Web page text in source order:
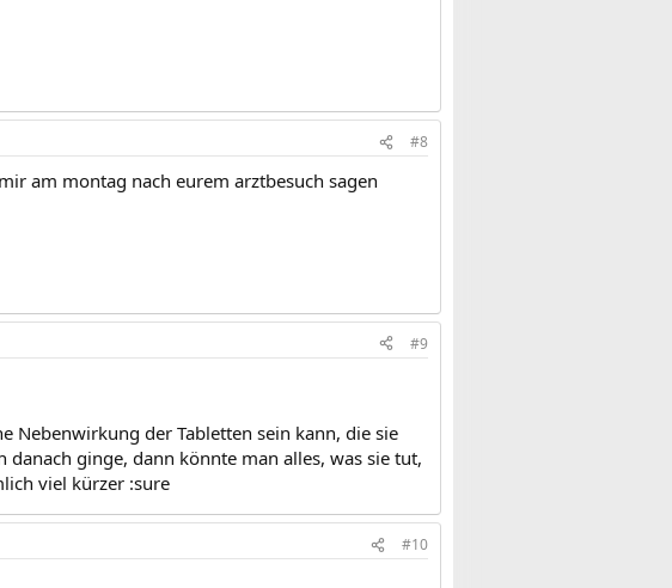
#8
am montag nach eurem arztbesuch sagen
#9
Nebenwirkung der Tabletten sein kann, die sie
ginge, dann könnte man alles, was sie tut,
viel kürzer :sure
#10